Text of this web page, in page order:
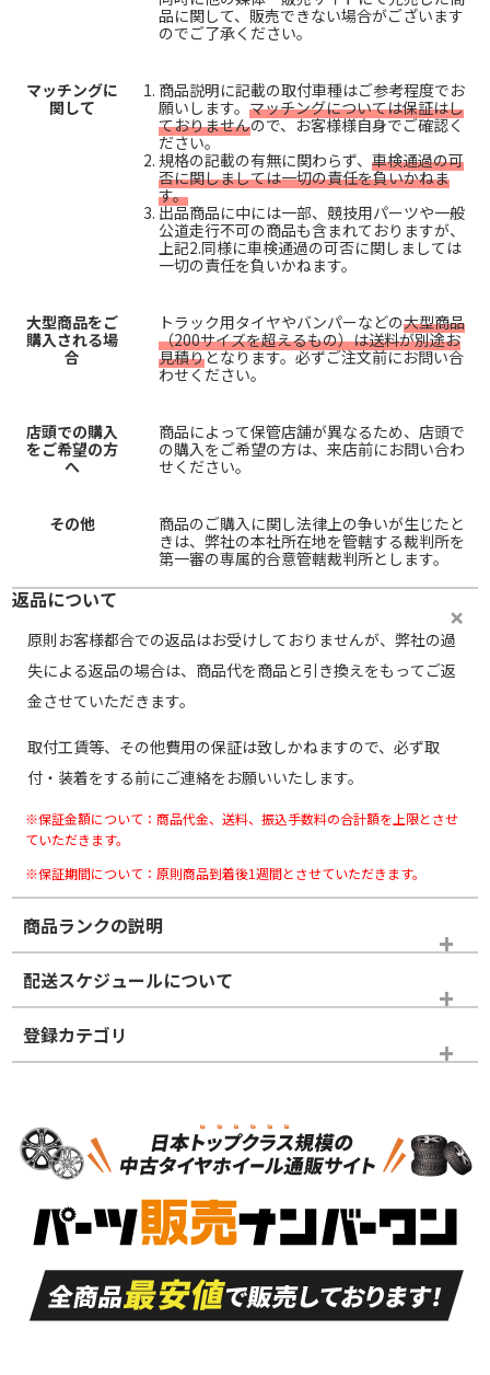
品に関して、販売できない場合がございます
のでご了承ください。
マッチングに
関して
商品説明に記載の取付車種はご参考程度でお
願いします。 マッチングについては保証はし
ておりませんので、お客様様自身でご確認く
ださい。
規格の記載の有無に関わらず、 車検通過の可
否に関しましては一切の責任を負いかねま
す。
出品商品に中には一部、競技用パーツや一般
公道走行不可の商品も含まれておりますが、
上記2.同様に車検通過の可否に関しましては
一切の責任を負いかねます。
大型商品をご
購入される場
合
トラック用タイヤやバンパーなどの大型商品
（200サイズを超えるもの）は送料が別途お
見積りとなります。必ずご注文前にお問い合
わせください。
店頭での購入
をご希望の方
へ
商品によって保管店舗が異なるため、店頭で
の購入をご希望の方は、来店前にお問い合わ
せください。
その他
商品のご購入に関し法律上の争いが生じたと
きは、弊社の本社所在地を管轄する裁判所を
第一審の専属的合意管轄裁判所とします。
返品について
原則お客様都合での返品はお受けしておりませんが、弊社の過
失による返品の場合は、商品代を商品と引き換えをもってご返
金させていただきます。
取付工賃等、その他費用の保証は致しかねますので、必ず取
付・装着をする前にご連絡をお願いいたします。
※保証金額について：商品代金、送料、振込手数料の合計額を上限とさせ
ていただきます。
※保証期間について：原則商品到着後1週間とさせていただきます。
商品ランクの説明
※商品ランクは出品者の主観により判断しておりますので、あら
かじめご了承ください。
ホイールランク
S
品）
S
新車外し品（新古
付き
A
走行距離も少なく、
目立つ傷もほとんど
ない中古品
A
走行距離も少なく、
非常に状態の良い中
古品
配送スケジュールについて
登録カテゴリ
タイヤのみ